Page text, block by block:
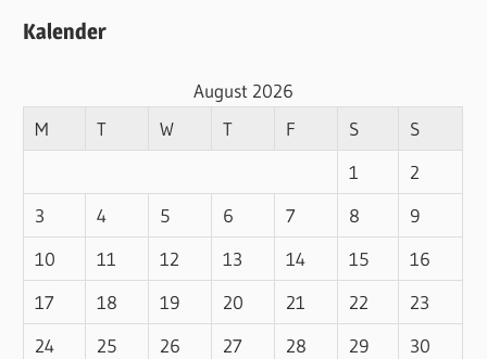
Kalender
August 2026
M
T W T F S
S
1
2
3
4 5 6 7 8
9
10
11 12 13 14 15
16
17
18 19 20 21 22
23
24
25 26 27 28 29
30